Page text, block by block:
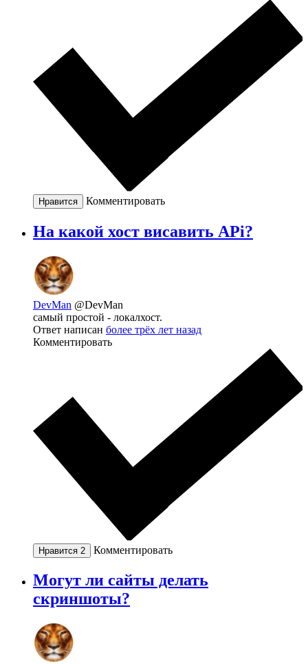
Нравится Комментировать
На какой хост висавить APi?
DevMan @DevMan
самый простой - локалхост.
Ответ написан более трёх лет назад
Комментировать
Нравится 2 Комментировать
Могут ли сайты делать
скриншоты?